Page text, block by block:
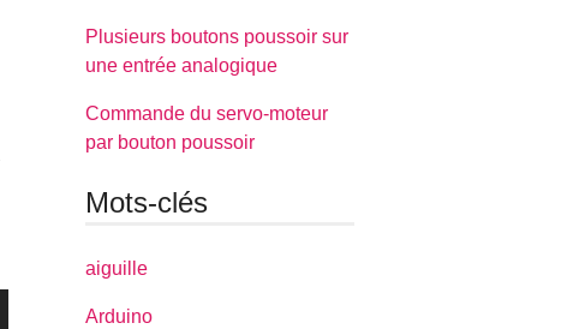
Plusieurs boutons poussoir sur
une entrée analogique
Commande du servo-moteur
par bouton poussoir
Mots-clés
aiguille
Arduino